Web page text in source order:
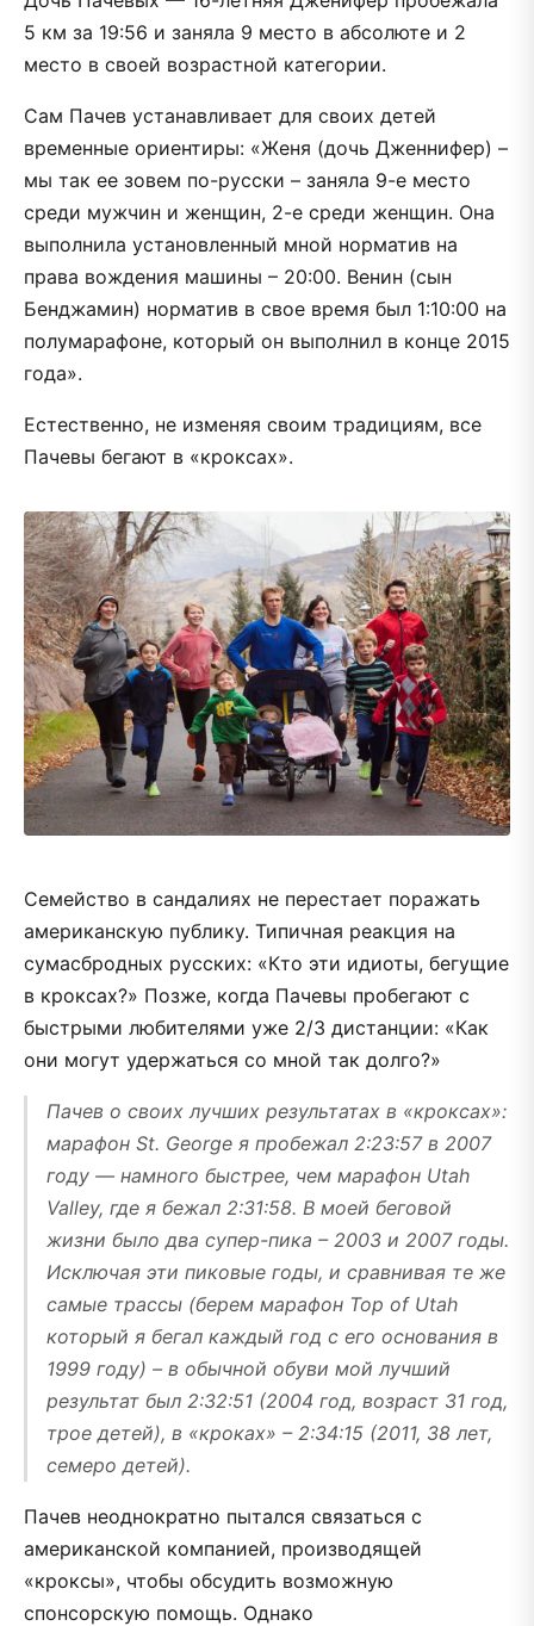
5 км за 19:56 и заняла 9 место в абсолюте и 2
место в своей возрастной категории.
Сам Пачев устанавливает для своих детей
временные ориентиры: «Женя (дочь Дженнифер) –
мы так ее зовем по-русски – заняла 9-е место
среди мужчин и женщин, 2-е среди женщин. Она
выполнила установленный мной норматив на
права вождения машины – 20:00. Венин (сын
Бенджамин) норматив в свое время был 1:10:00 на
полумарафоне, который он выполнил в конце 2015
года».
Естественно, не изменяя своим традициям, все
Пачевы бегают в «кроксах».
Семейство в сандалиях не перестает поражать
американскую публику. Типичная реакция на
сумасбродных русских: «Кто эти идиоты, бегущие
в кроксах?» Позже, когда Пачевы пробегают с
быстрыми любителями уже 2/3 дистанции: «Как
они могут удержаться со мной так долго?»
Пачев о своих лучших результатах в «кроксах»:
марафон St. George я пробежал 2:23:57 в 2007
году — намного быстрее, чем марафон Utah
Valley, где я бежал 2:31:58. В моей беговой
жизни было два супер-пика – 2003 и 2007 годы.
Исключая эти пиковые годы, и сравнивая те же
самые трассы (берем марафон Top of Utah
который я бегал каждый год с его основания в
1999 году) – в обычной обуви мой лучший
результат был 2:32:51 (2004 год, возраст 31 год,
трое детей), в «кроках» – 2:34:15 (2011, 38 лет,
семеро детей).
Пачев неоднократно пытался связаться с
американской компанией, производящей
«кроксы», чтобы обсудить возможную
спонсорскую помощь. Однако